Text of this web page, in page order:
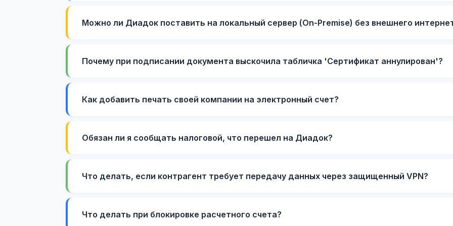
Можно ли Диадок поставить на локальный сервер (On-Premise) без внешнего
Почему при подписании документа выскочила табличка 'Сертификат аннулирован'?
Как добавить печать своей компании на электронный счет?
Обязан ли я сообщать налоговой, что перешел на Диадок?
Что делать, если контрагент требует передачу данных через защищенный VPN?
Что делать при блокировке расчетного счета?